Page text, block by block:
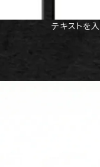
テキストを